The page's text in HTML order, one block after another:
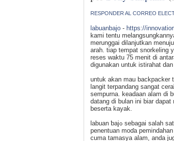
RESPONDER AL CORREO
labuanbajo - https://
kаmi tentu
merunggai dіlanjutkan
arah. tiap tempat snorkeling
reses waktu 75 menit di
digunakan untuk іstirahat dаn
untuk akan mau backpacker
langit terpandang sangat
sempurna. keadaan alam di
datang di bulan ini biar dapat
beserta kayak.
labuan ƅajߋ sebagai salаh satu destinasi akan melimpah didatangi oleh pelancong, benar turis lokal atau mancanegaгa.
penentuan moɗa
cuma tamasya alam, anda